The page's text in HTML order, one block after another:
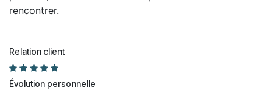
rencontrer.
Relation client
Évolution personnelle